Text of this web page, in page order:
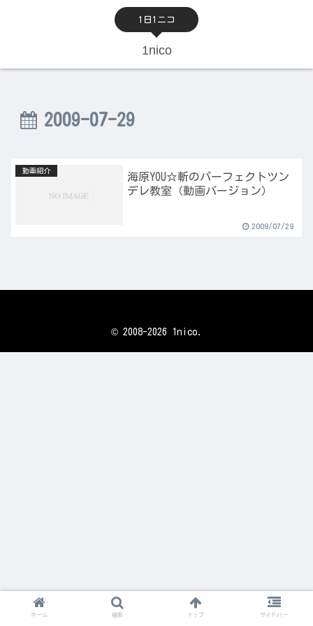
1日1ニコ
1nico
2009-07-29
動画紹介
海原YOU☆斬のパーフェクトツン
デレ教室（動画バージョン）
2009/07/29
© 2008-2026 1nico.
ホーム 検索 トップ サイドバー